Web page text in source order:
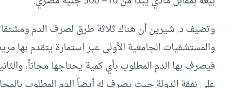
وتضيف د. شيرين أن هناك ثلاثة طرق لصرف الدم
والمستشفيات الجامعية الأولى عبر استمارة يتقدم بها
فيصرف بها الدم المطلوب بأي كمية يحتاجها مجاناً،
على نفقة الدولة حيث يصرف له أيضاً الدم المطلوب